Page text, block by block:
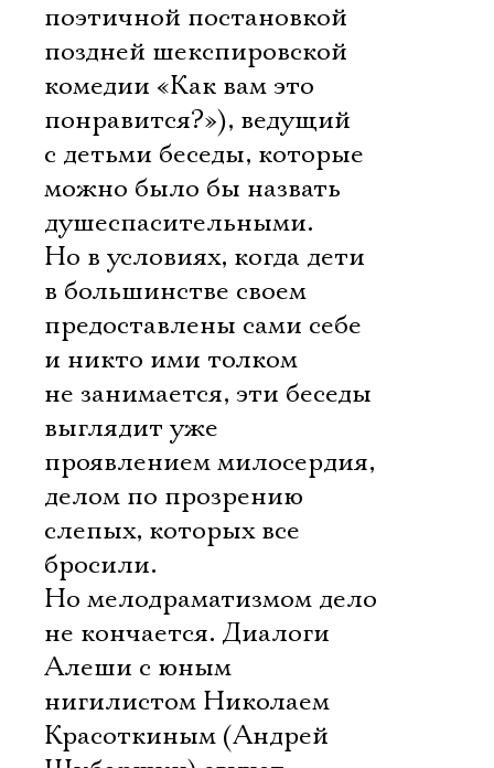
поэтичной постановкой
поздней шекспировской
комедии «Как вам это
понравится?»), ведущий
с детьми беседы, которые
можно было бы назвать
душеспасительными.
Но в условиях, когда дети
в большинстве своем
предоставлены сами себе
и никто ими толком
не занимается, эти беседы
выглядит уже
проявлением милосердия,
делом по прозрению
слепых, которых все
бросили.
Но мелодраматизмом дело
не кончается. Диалоги
Алеши с юным
нигилистом Николаем
Красоткиным (Андрей